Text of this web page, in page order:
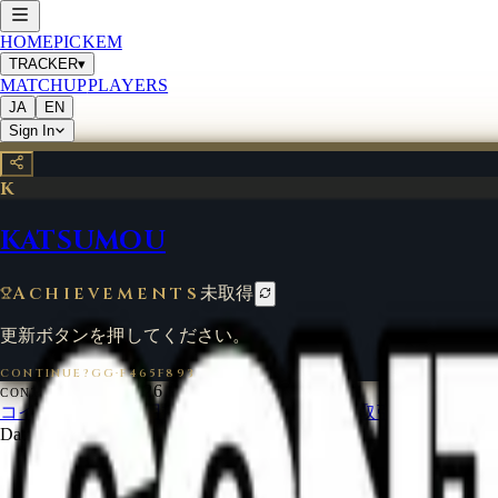
HOMEPICKEM
TRACKER▾
MATCHUPPLAYERS
JA
EN
Sign In
K
KATSUMOU
Achievements未取得
更新ボタンを押してください。
CONTINUE?GG·F465F893
CONTINUE?GG
2026
コインについて
利用規約 お問い合わせ
特定商取引法に基づく
Data from